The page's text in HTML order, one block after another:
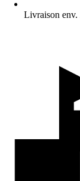
Livraison env.